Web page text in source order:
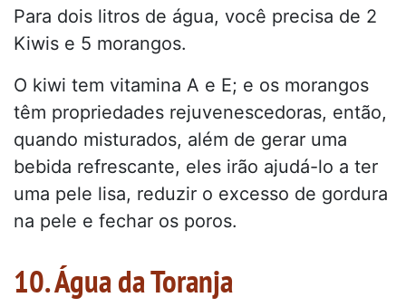
Para dois litros de água, você precisa de 2
Kiwis e 5 morangos.
O kiwi tem vitamina A e E; e os morangos
têm propriedades rejuvenescedoras, então,
quando misturados, além de gerar uma
bebida refrescante, eles irão ajudá-lo a ter
uma pele lisa, reduzir o excesso de gordura
na pele e fechar os poros.
10. Água da Toranja